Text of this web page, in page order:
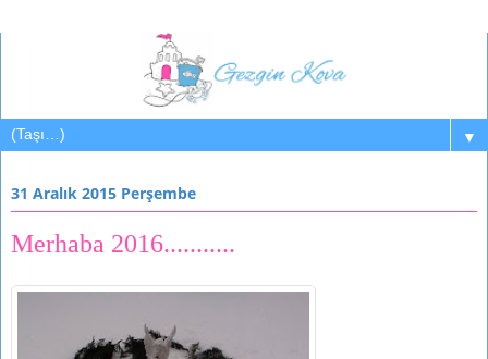
▼
31 Aralık 2015 Perşembe
Merhaba 2016...........